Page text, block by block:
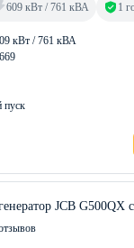
кВт / 761 кВА
669
пуск
609 кВт / 761 кВА 1
JCB G500QX